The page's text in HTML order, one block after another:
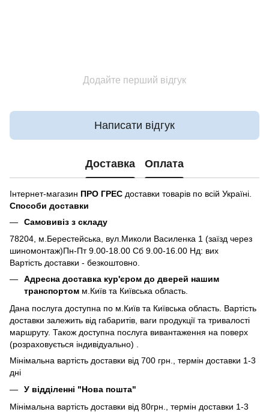
Додайте перший відгук
Написати відгук
Доставка Оплата
Інтернет-магазин ПРО ГРЕС доставки товарів по всій Україні.
Способи доставки
Самовивіз з складу
78204, м.Берестейська, вул.Миколи Василенка 1 (заїзд через
шиномонтаж)Пн-Пт 9.00-18.00 Сб 9.00-16.00 Нд: вих
Вартість доставки - безкоштовно.
Адресна доставка кур'єром до дверей нашим
транспортом м.Київ та Київська область.
Дана послуга доступна по м.Київ та Київська область. Вартість
доставки залежить від габаритів, ваги продукції та тривалості
маршруту. Також доступна послуга вивантаження на поверх
(розраховується індивідуально) .
Мінімальна вартість доставки від 700 грн., термін доставки 1-3
дні
У відділенні "Нова пошта"
Мінімальна вартість доставки від 80грн., термін доставки 1-3